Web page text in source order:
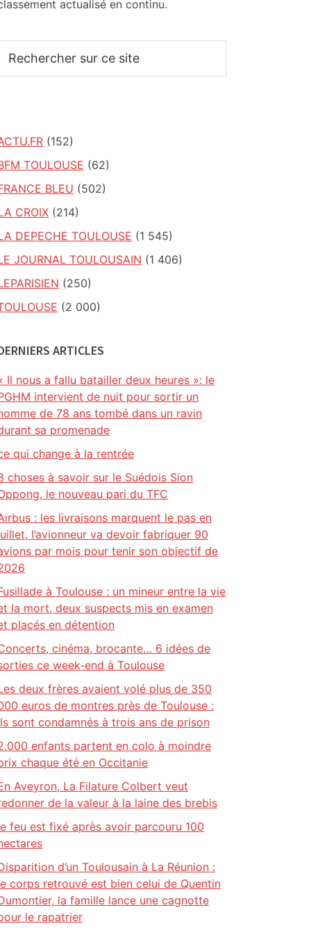
actualisé en continu.
(152)
TOULOUSE (62)
BLEU (502)
CROIX (214)
DEPECHE TOULOUSE (1 545)
JOURNAL TOULOUSAIN (1 406)
(250)
(2 000)
ARTICLES
Il nous a fallu batailler deux heures »: le
intervient de nuit pour sortir un
de 78 ans tombé dans un ravin
sa promenade
qui change à la rentrée
choses à savoir sur le Suédois Sion
le nouveau pari du TFC
: les livraisons marquent le pas en
l’avionneur va devoir fabriquer 90
par mois pour tenir son objectif de
à Toulouse : un mineur entre la vie
la mort, deux suspects mis en examen
placés en détention
cinéma, brocante… 6 idées de
ce week-end à Toulouse
deux frères avaient volé plus de 350
euros de montres près de Toulouse :
sont condamnés à trois ans de prison
enfants partent en colo à moindre
chaque été en Occitanie
Aveyron, La Filature Colbert veut
de la valeur à la laine des brebis
feu est fixé après avoir parcouru 100
d’un Toulousain à La Réunion :
corps retrouvé est bien celui de Quentin
la famille lance une cagnotte
le rapatrier